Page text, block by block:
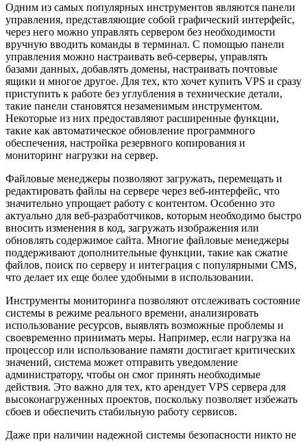
Одним из самых популярных инструментов являются панели
управления, представляющие собой графический интерфейс,
через него можно управлять сервером без необходимости
вручную вводить команды в терминал. С помощью панели
управления можно настраивать веб-серверы, управлять
базами данных, добавлять домены, настраивать почтовые
ящики и многое другое. Для тех, кто хочет купить VPS и сразу
приступить к работе без углубления в технические детали,
такие панели становятся незаменимым инструментом.
Некоторые из них предоставляют расширенные функции,
такие как автоматическое обновление программного
обеспечения, настройка резервного копирования и
мониторинг нагрузки на сервер.
Файловые менеджеры позволяют загружать, перемещать и
редактировать файлы на сервере через веб-интерфейс, что
значительно упрощает работу с контентом. Особенно это
актуально для веб-разработчиков, которым необходимо быстро
вносить изменения в код, загружать изображения или
обновлять содержимое сайта. Многие файловые менеджеры
поддерживают дополнительные функции, такие как сжатие
файлов, поиск по серверу и интеграция с популярными CMS,
что делает их еще более удобными в использовании.
Инструменты мониторинга позволяют отслеживать состояние
системы в режиме реального времени, анализировать
использование ресурсов, выявлять возможные проблемы и
своевременно принимать меры. Например, если нагрузка на
процессор или использование памяти достигает критических
значений, система может отправить уведомление
администратору, чтобы он смог принять необходимые
действия. Это важно для тех, кто арендует VPS сервера для
высоконагруженных проектов, поскольку позволяет избежать
сбоев и обеспечить стабильную работу сервисов.
Даже при наличии надежной системы безопасности никто не